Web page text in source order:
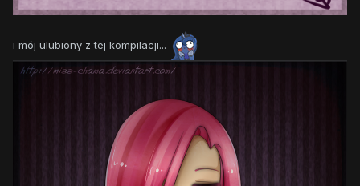
i mój ulubiony z tej kompilacji...